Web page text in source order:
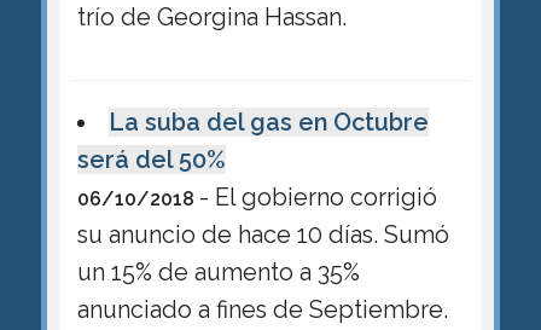
trío de Georgina Hassan.
La suba del gas en Octubre
será del 50%
06/10/2018 - El gobierno corrigió
su anuncio de hace 10 días. Sumó
un 15% de aumento a 35%
anunciado a fines de Septiembre.